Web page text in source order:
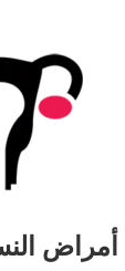
أمراض